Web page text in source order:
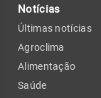
Notícias
Últimas notícias
Agroclima
Alimentação
Saúde